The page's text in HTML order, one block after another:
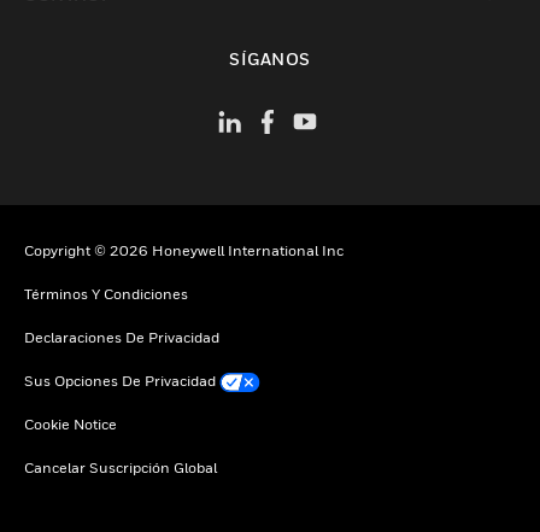
SÍGANOS
Copyright © 2026 Honeywell International Inc
Términos Y Condiciones
Declaraciones De Privacidad
Sus Opciones De Privacidad
Cookie Notice
Cancelar Suscripción Global